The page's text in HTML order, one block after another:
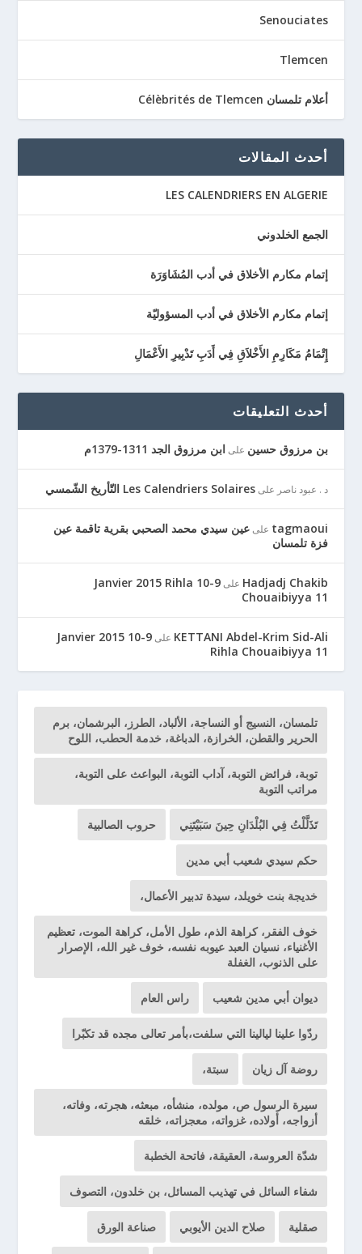
Senouciates
Tlemcen
أعلام تلمسان Célèbrités de Tlemcen
أحدث المقالات
LES CALENDRIERS EN ALGERIE
الجمع الخلدوني
إتمام مكارم الأخلاق في أدب المُشَاوَرَة
إتمام مكارم الأخلاق في أدب المسؤوليّة
إِتْمَامُ مَكَارِمِ الأَخْلاَقِ فِي أَدَبِ تَدْبِيرِ الأَعْمَالِ
أحدث التعليقات
بن مرزوق حسين على ابن مرزوق الجد 1311-1379م
د . عبود ناصر علىLes Calendriers Solaires التّأريخ الشّمسي
tagmaoui علىعين سيدي محمد الصحبي بقرية تاقمة عين
فزة تلمسان
Hadjadj Chakib على
9-10 Janvier 2015 Rihla
Chouaibiyya 11
KETTANI Abdel-Krim Sid-Ali على
9-10 Janvier 2015
Rihla Chouaibiyya 11
تلمسان، النسيج أو النساجة، الألباد، الطرز، البرشمان، برم
الحرير والقطن، الخرازة، الدباغة، خدمة الحطب، اللوح
توبة، فرائض التوبة، آداب التوبة، البواعث على التوبة،
مراتب التوبة
تَذَلَّلْتُ فِي البُلْدَانِ حِينَ سَبَيْتَنِي حروب الصالبية
حكم سيدي شعيب أبي مدين
خديجة بنت خويلد، سيدة تدبير الأعمال،
خوف الفقر، كراهة الذم، طول الأمل، كراهة الموت، تعظيم
الأغنياء، نسيان العبد عيوبه نفسه، خوف غير الله، الإصرار
على الذنوب، الغفلة
ديوان أبي مدين شعيب راس العام
ردّوا علينا ليالينا التي سلفت،بأمر تعالى مجده قد تكبّرا
روضة آل زيان سبتة،
سيرة الرسول ص، مولده، منشأه، مبعثه، هجرته، وفاته،
أزواجه، أولاده، غزواته، معجزاته، خلقه
شدّة العروسة، العقيقة، فاتحة الخطبة
شفاء السائل في تهذيب المسائل، بن خلدون، التصوف
صقلية صلاح الدين الأيوبي صناعة الورق